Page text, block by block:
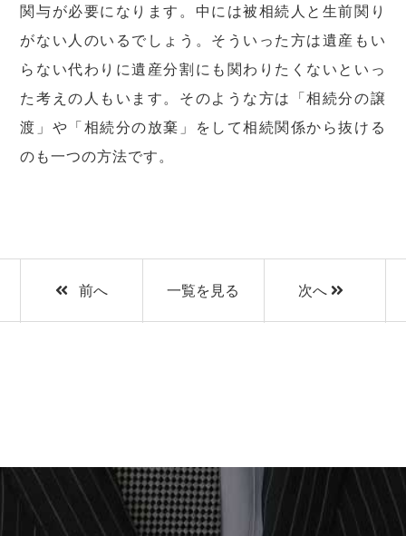
関与が必要になります。中には被相続人と生前関り
がない人のいるでしょう。そういった方は遺産もい
らない代わりに遺産分割にも関わりたくないといっ
た考えの人もいます。そのような方は「相続分の譲
渡」や「相続分の放棄」をして相続関係から抜ける
のも一つの方法です。
前へ 一覧を見る 次へ